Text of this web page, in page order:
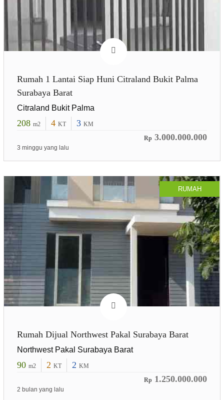
Rumah 1 Lantai Siap Huni Citraland Bukit Palma
Surabaya Barat
Citraland Bukit Palma
208 m2 4 KT 3 KM
Rp 3.000.000.000
3 minggu yang lalu
RUMAH
Rumah Dijual Northwest Pakal Surabaya Barat
Northwest Pakal Surabaya Barat
90 m2 2 KT 2 KM
Rp 1.250.000.000
2 bulan yang lalu